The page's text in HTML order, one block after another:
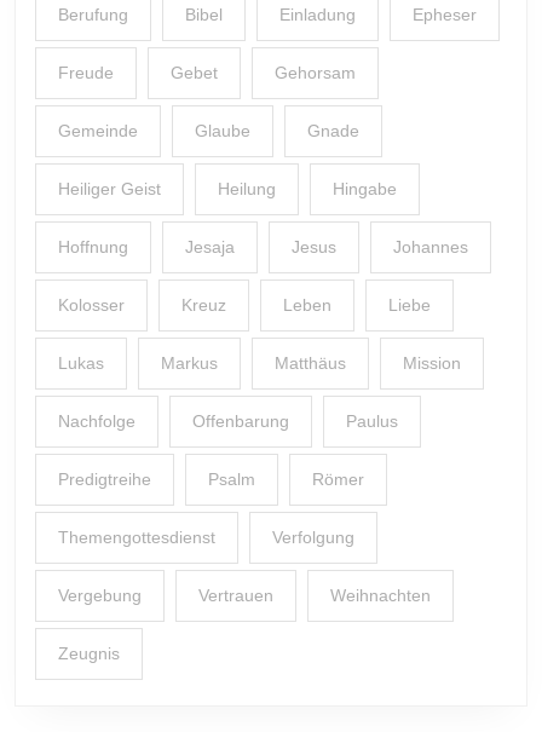
Berufung Bibel Einladung Epheser
Freude Gebet Gehorsam
Gemeinde Glaube Gnade
Heiliger Geist Heilung Hingabe
Hoffnung Jesaja Jesus Johannes
Kolosser Kreuz Leben Liebe
Lukas Markus Matthäus Mission
Nachfolge Offenbarung Paulus
Predigtreihe Psalm Römer
Themengottesdienst Verfolgung
Vergebung Vertrauen Weihnachten
Zeugnis